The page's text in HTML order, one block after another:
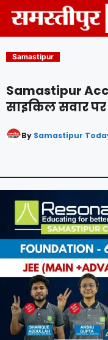
content
Samastipur
Samastipur
साइकिल सवार पर
By Samastipur